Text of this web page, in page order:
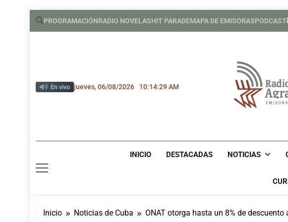
Saltar
PROGRAMACIÓNRADIO NOVELASHIT PARADEMAPA DE EMISORASPODCAST
En vivo jueves, 06/08/2026 10:14:30 AM
INICIO DESTACADAS NOTICIAS
Inicio Noticias de Cuba ONAT otorga hasta un 8% de